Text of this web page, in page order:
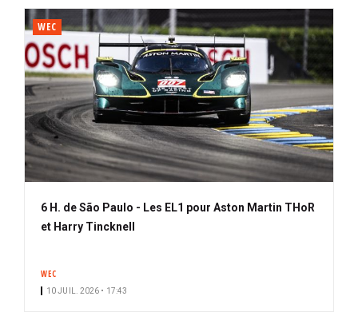
WEC
6 H. de São Paulo - Les EL1 pour Aston Martin THoR
et Harry Tincknell
WEC
10 JUIL. 2026 • 17:43